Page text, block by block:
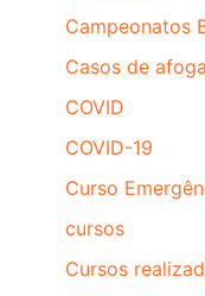
Campeonatos
Casos de
COVID
COVID-19
Curso
cursos
Cursos